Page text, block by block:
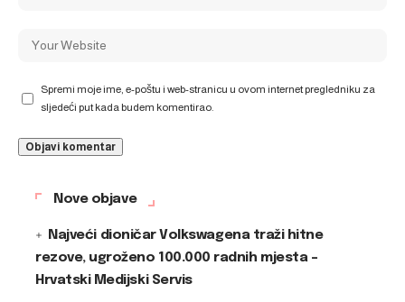
Spremi moje ime, e-poštu i web-stranicu u ovom internet pregledniku za
sljedeći put kada budem komentirao.
Nove objave
Najveći dioničar Volkswagena traži hitne
rezove, ugroženo 100.000 radnih mjesta –
Hrvatski Medijski Servis